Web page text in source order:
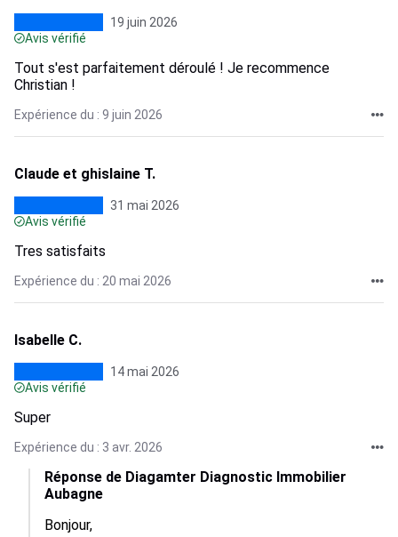
19 juin 2026
Avis vérifié
Tout s'est parfaitement déroulé ! Je recommence
Christian !
Expérience du : 9 juin 2026
Claude et ghislaine T.
31 mai 2026
Avis vérifié
Tres satisfaits
Expérience du : 20 mai 2026
Isabelle C.
14 mai 2026
Avis vérifié
Super
Expérience du : 3 avr. 2026
Réponse de Diagamter Diagnostic Immobilier
Aubagne
Bonjour,